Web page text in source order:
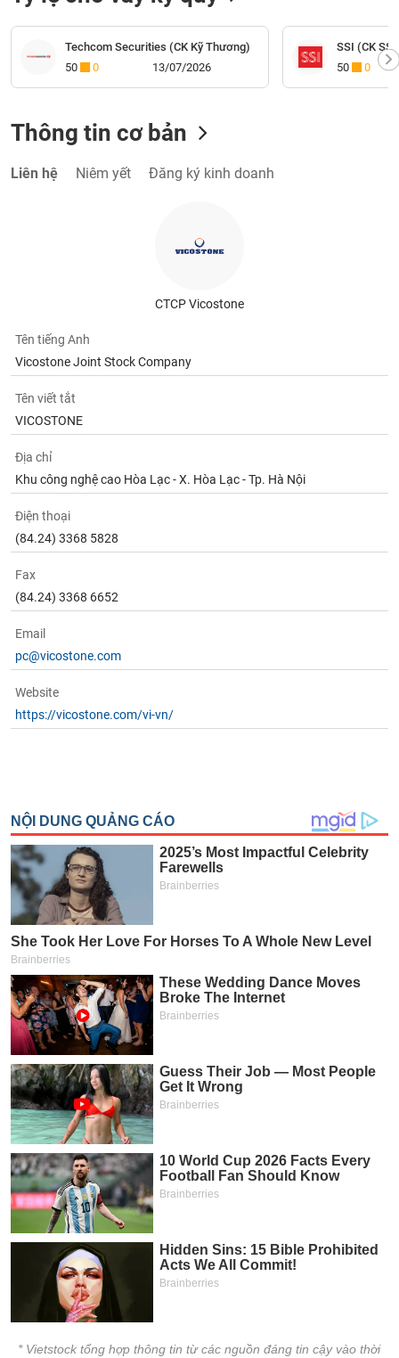
Techcom Securities (CK Kỹ Thương)
50
0 13/07/2026
SSI (CK
50
0
Thông tin cơ bản
Liên hệ Niêm yết Đăng ký kinh doanh
CTCP Vicostone
Tên tiếng Anh
Vicostone Joint Stock Company
Tên viết tắt
VICOSTONE
Địa chỉ
Khu công nghệ cao Hòa Lạc - X. Hòa Lạc - Tp. Hà Nội
Điện thoại
(84.24) 3368 5828
Fax
(84.24) 3368 6652
Email
pc@vicostone.com
Website
https://vicostone.com/vi-vn/
* Vietstock tổng hợp thông tin từ các nguồn đáng tin cậy vào thời